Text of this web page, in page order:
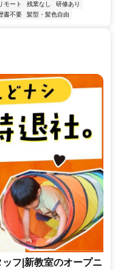
モート 残業なし
研修あり
書不要 髪型・髪色自由
フ|新教室のオープニ